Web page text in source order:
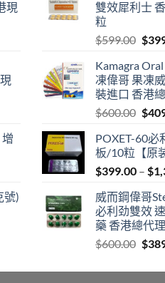
現
號)
雙效犀利士
粒
$599.00
was:
$
Kamagra
凍偉哥 果凍
裝進口 香港
$600.00
was:
$
POXET-60必
板/10粒【原
$399.00 – $
威而鋼偉哥
必利劲雙效
藥 香港總代
$600.00
was:
$